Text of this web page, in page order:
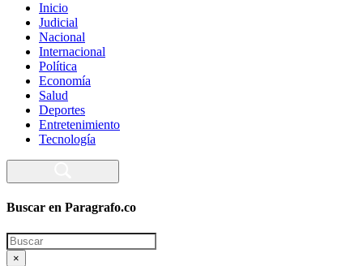
Inicio
Judicial
Nacional
Internacional
Política
Economía
Salud
Deportes
Entretenimiento
Tecnología
Buscar en Paragrafo.co
Search
×